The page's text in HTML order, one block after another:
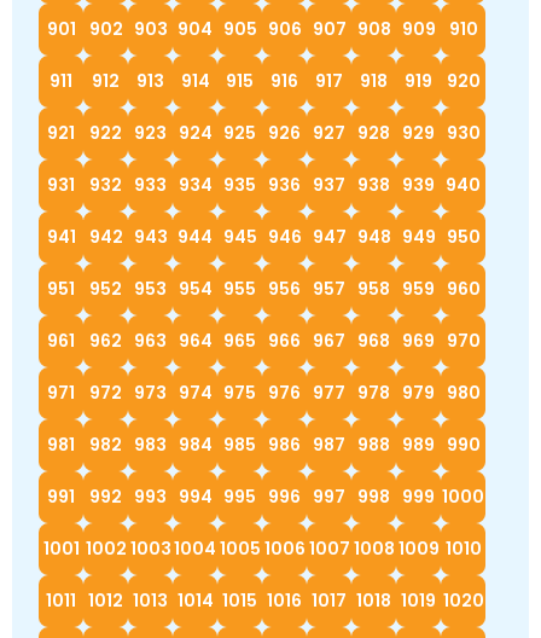
901 902 903 904 905 906 907 908 909 910
911 912 913 914 915 916 917 918 919 920
921 922 923 924 925 926 927 928 929 930
931 932 933 934 935 936 937 938 939 940
941 942 943 944 945 946 947 948 949 950
951 952 953 954 955 956 957 958 959 960
961 962 963 964 965 966 967 968 969 970
971 972 973 974 975 976 977 978 979 980
981 982 983 984 985 986 987 988 989 990
991 992 993 994 995 996 997 998 999 1000
1001 1002 10031004 1005 1006 1007 1008 1009 1010
1011 1012 1013 1014 1015 1016 1017 1018 1019 1020